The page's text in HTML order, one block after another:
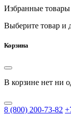
Избранные товары
Выберите товар и
Корзина
В корзине нет ни
8 (800) 200-73-82